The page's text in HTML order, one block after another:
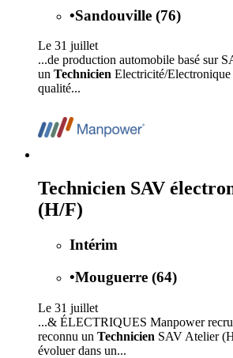
•Sandouville (76)
Le 31 juillet
...de production automobile basé sur
un Technicien Electricité/
qualité...
Technicien SAV
(H/F)
Intérim
•Mouguerre (64)
Le 31 juillet
...& ÉLECTRIQUES Manpower
reconnu un Technicien SAV Atelier
évoluer dans un...